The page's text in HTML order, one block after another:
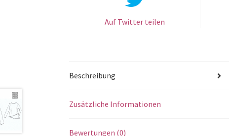
Auf Twitter teilen
Beschreibung
Zusätzliche Informationen
Bewertungen (0)